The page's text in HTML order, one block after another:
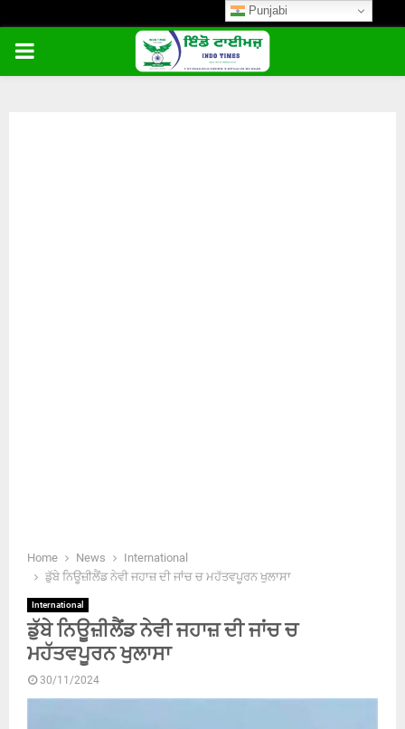
PRIMARY
Home News
International
ਡੁੱਬੇ ਨਿਊਜ਼ੀਲੈਂਡ ਨੇਵੀ ਜਹਾਜ਼ ਦੀ ਜਾਂਚ ਚ ਮਹੱਤਵਪੂਰਨ ਖੁਲਾਸਾ
International
ਡੁੱਬੇ ਨਿਊਜ਼ੀਲੈਂਡ ਨੇਵੀ ਜਹਾਜ਼ ਦੀ ਜਾਂਚ ਚ
ਮਹੱਤਵਪੂਰਨ ਖੁਲਾਸਾ
30/11/2024
Punjabi